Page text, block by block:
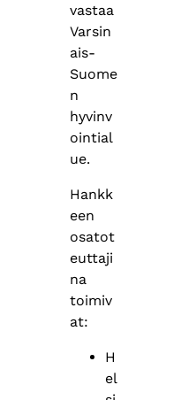
vastaa
Varsin
ais-
Suome
n
hyvinv
ointial
ue.
Hankk
een
osatot
euttaji
na
toimiv
at:
H
el